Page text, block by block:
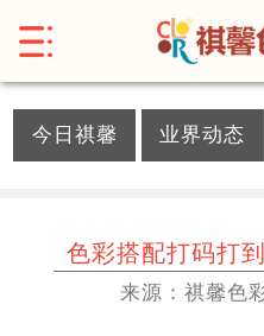
今日祺馨 业界动态
色彩搭配打码打
来源：祺馨色